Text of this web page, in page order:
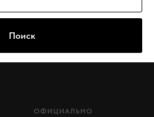
Поиск
ОФИЦИАЛЬНО